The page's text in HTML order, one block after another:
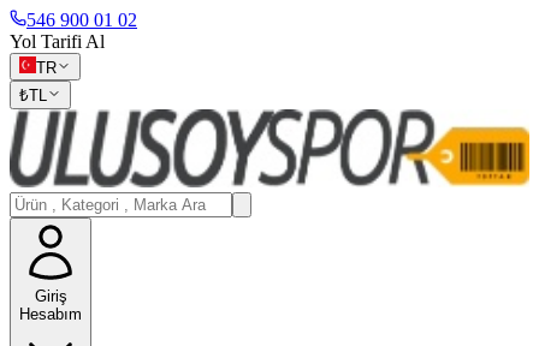
546 900 01 02
Yol Tarifi Al
TR
₺TL
Giriş
Hesabım